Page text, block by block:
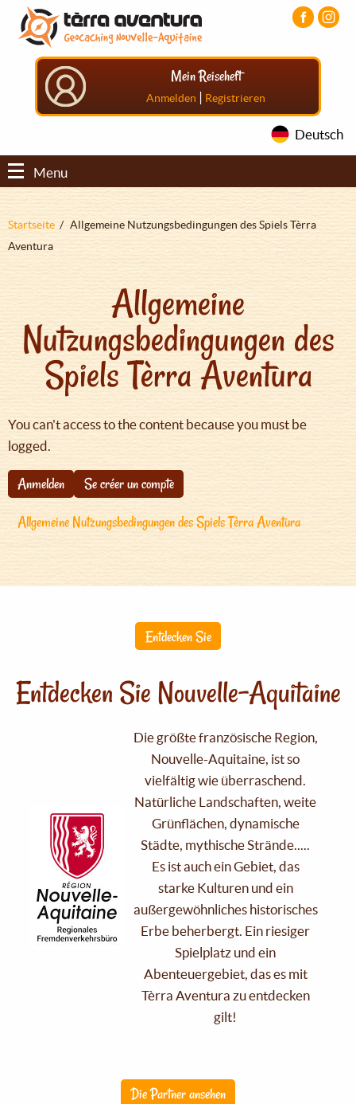
Direkt
zum
Inhalt
Aller
menu
principal
Aller
pied
Mein Reiseheft
Anmelden | Registrieren
Deutsch
Menu
Pfadnavigation
Startseite
Allgemeine Nutzungsbedingungen des Spiels Tèrra
Aventura
Allgemeine
Nutzungsbedingungen des
Spiels Tèrra Aventura
You can't access to the content because you must be
logged.
Anmelden
Se créer un compte
Allgemeine Nutzungsbedingungen des Spiels Tèrra Aventura
Entdecken Sie
Entdecken Sie Nouvelle-Aquitaine
Die größte französische Region,
Nouvelle-Aquitaine, ist so
vielfältig wie überraschend.
Natürliche Landschaften, weite
Grünflächen, dynamische
Städte, mythische Strände.....
Es ist auch ein Gebiet, das
starke Kulturen und ein
außergewöhnliches historisches
Erbe beherbergt. Ein riesiger
Spielplatz und ein
Abenteuergebiet, das es mit
Tèrra Aventura zu entdecken
gilt!
Die Partner ansehen